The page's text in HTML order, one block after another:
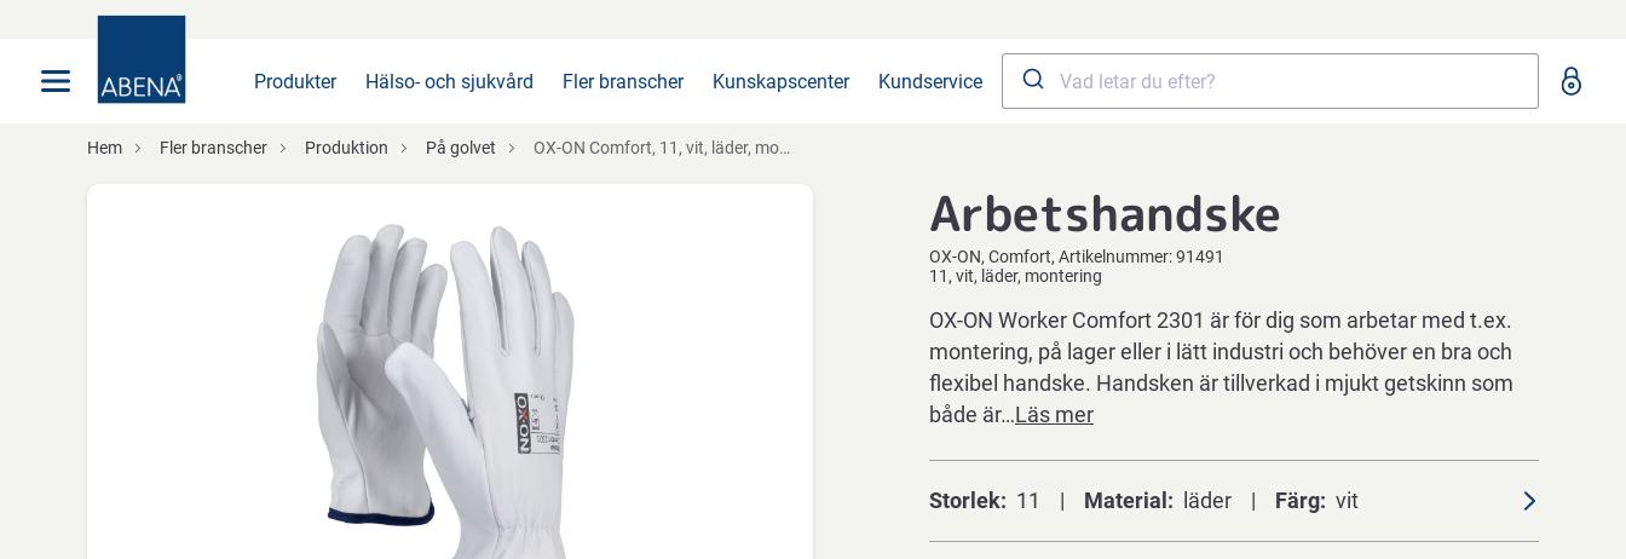
Produkter Hälso- och sjukvård Fler branscher Kunskapscenter Kundservice
Hem Fler branscher Produktion På golvet OX-ON Comfort, 11, vit, läder, montering
Arbetshandske
OX-ON Comfort Artikelnummer:91491
11, vit, läder, montering
OX-ON Worker Comfort 2301 är för dig som arbetar med t.ex.
montering, på lager eller i lätt industri och behöver en bra och
flexibel handske. Handsken är tillverkad i mjukt getskinn som
både är…Läs mer
Storlek 11 Material läder Färg vit